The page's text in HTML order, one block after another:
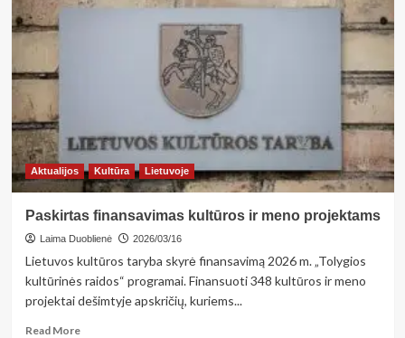
KELIO
STIPRINIMAS: Nuo
Aktualijos Kultūra Lietuvoje
Paskirtas finansavimas kultūros ir meno projektams
Laima Duoblienė 2026/03/16
Lietuvos kultūros taryba skyrė finansavimą 2026 m. „Tolygios
kultūrinės raidos“ programai. Finansuoti 348 kultūros ir meno
projektai dešimtyje apskričių, kuriems...
Read MoreRead